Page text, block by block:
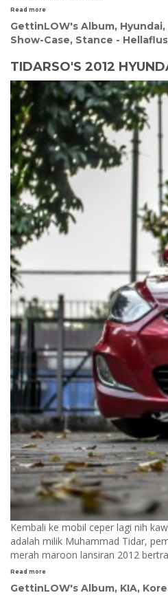
Read more
GettinLOW's Album, Hyundai,
Show-Case, Stance -
TIDARSO'S 2012
Kembali ke mobil ceper lagi nih
adalah milik Muhammad Tidar,
merah maroon lansiran 2012
Read more
GettinLOW's Album, KIA,